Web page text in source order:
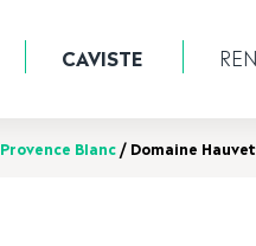
CAVISTE
Provence Blanc/ Domaine